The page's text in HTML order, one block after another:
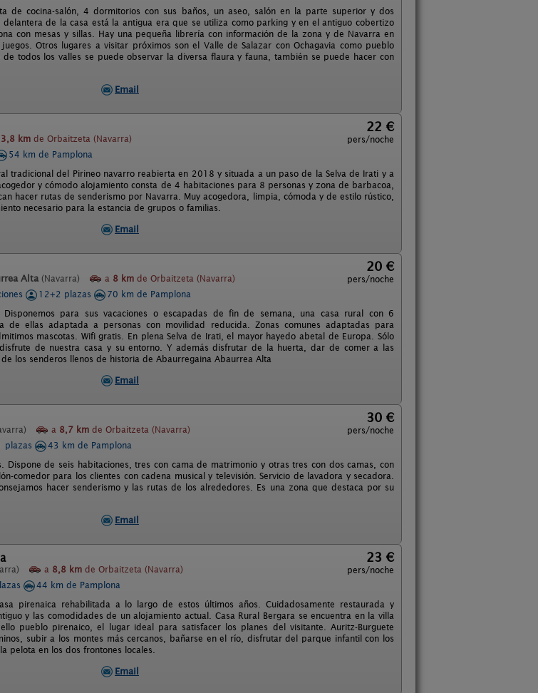
de cocina-salón, 4 dormitorios con sus baños, un aseo, salón en la parte superior y dos
de la casa está la antigua era que se utiliza como parking y en el antiguo cobertizo
con mesas y sillas. Hay una pequeña librería con información de la zona y de Navarra en
Otros lugares a visitar próximos son el Valle de Salazar con Ochagavia como pueblo
todos los valles se puede observar la diversa flaura y fauna, también se puede hacer con
Email
3,8 km de Orbaitzeta (Navarra)
22 €
pers/noche
54 km de Pamplona
tradicional del Pirineo navarro reabierta en 2018 y situada a un paso de la Selva de Irati y a
y cómodo alojamiento consta de 4 habitaciones para 8 personas y zona de barbacoa,
hacer rutas de senderismo por Navarra. Muy acogedora, limpia, cómoda y de estilo rústico,
necesario para la estancia de grupos o familias.
Email
Alta (Navarra) a 8 km de Orbaitzeta (Navarra)
20 €
pers/noche
12+2 plazas
70 km de Pamplona
para sus vacaciones o escapadas de fin de semana, una casa rural con 6
de ellas adaptada a personas con movilidad reducida. Zonas comunes adaptadas para
mascotas. Wifi gratis. En plena Selva de Irati, el mayor hayedo abetal de Europa. Sólo
de nuestra casa y su entorno. Y además disfrutar de la huerta, dar de comer a las
los senderos llenos de historia de Abaurregaina Abaurrea Alta
Email
a 8,7 km de Orbaitzeta (Navarra)
30 €
pers/noche
plazas
43 km de Pamplona
Dispone de seis habitaciones, tres con cama de matrimonio y otras tres con dos camas, con
comedor para los clientes con cadena musical y televisión. Servicio de lavadora y secadora.
hacer senderismo y las rutas de los alrededores. Es una zona que destaca por su
Email
a 8,8 km de Orbaitzeta (Navarra)
23 €
pers/noche
44 km de Pamplona
pirenaica rehabilitada a lo largo de estos últimos años. Cuidadosamente restaurada y
y las comodidades de un alojamiento actual. Casa Rural Bergara se encuentra en la villa
pueblo pirenaico, el lugar ideal para satisfacer los planes del visitante. Auritz-Burguete
subir a los montes más cercanos, bañarse en el río, disfrutar del parque infantil con los
pelota en los dos frontones locales.
Email